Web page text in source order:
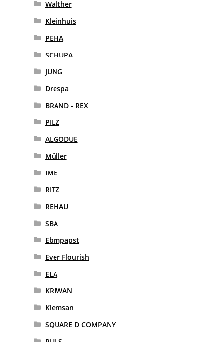
Walther
Kleinhuis
PEHA
SCHUPA
JUNG
Drespa
BRAND - REX
PILZ
ALGODUE
Müller
IME
RITZ
REHAU
SBA
Ebmpapst
Ever Flourish
ELA
KRIWAN
Klemsan
SQUARE D COMPANY